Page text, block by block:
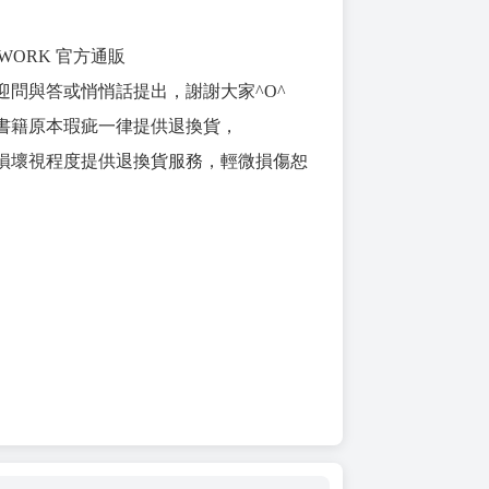
官方通販
問與答或悄悄話提出，謝謝大家^O^
籍原本瑕疵一律提供退換貨，
壞視程度提供退換貨服務，輕微損傷恕